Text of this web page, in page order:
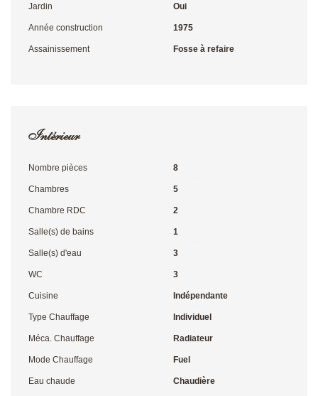
Jardin Oui
Année construction 1975
Assainissement Fosse à refaire
Intérieur
Nombre pièces 8
Chambres 5
Chambre RDC 2
Salle(s) de bains 1
Salle(s) d'eau 3
WC 3
Cuisine Indépendante
Type Chauffage Individuel
Méca. Chauffage Radiateur
Mode Chauffage Fuel
Eau chaude Chaudière